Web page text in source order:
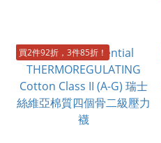
買2件92折，3件85折！